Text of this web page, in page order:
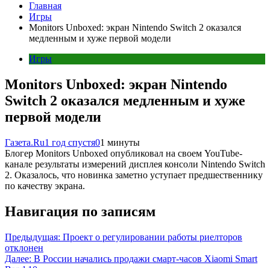
Главная
Игры
Monitors Unboxed: экран Nintendo Switch 2 оказался
медленным и хуже первой модели
Игры
Monitors Unboxed: экран Nintendo
Switch 2 оказался медленным и хуже
первой модели
Газета.Ru1 год спустя01 минуты
Блогер Monitors Unboxed опубликовал на своем YouTube-
канале результаты измерений дисплея консоли Nintendo Switch
2. Оказалось, что новинка заметно уступает предшественнику
по качеству экрана.
Навигация по записям
Предыдущая: Проект о регулировании работы риелторов
отклонен
Далее: В России начались продажи смарт-часов Xiaomi Smart